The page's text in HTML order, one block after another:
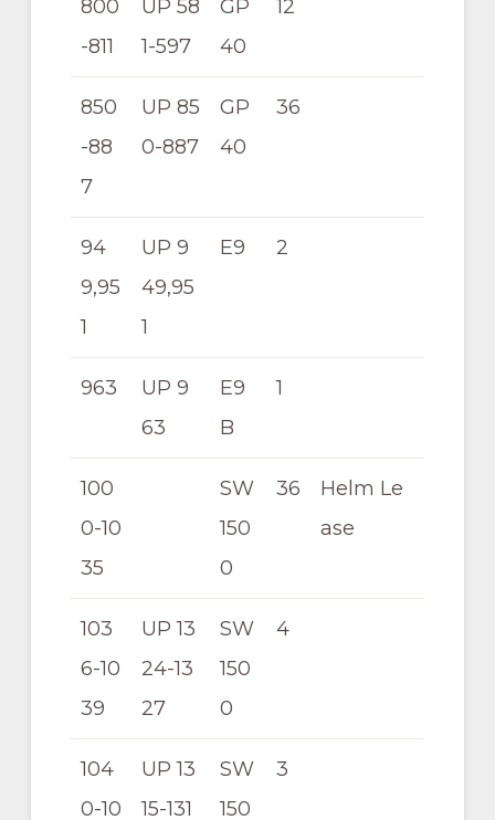
800
-811
UP 58
1-597
GP
40
12
850
-88
7
UP 85
0-887
GP
40
36
94
9,95
1
UP 9
49,95
1
E9 2
963
UP 9
63
E9
B
1
100
0-10
35
SW
150
0
36
Helm Le
ase
103
6-10
39
UP 13
24-13
27
SW
150
0
4
104
0-10
UP 13
15-131
SW
150
3